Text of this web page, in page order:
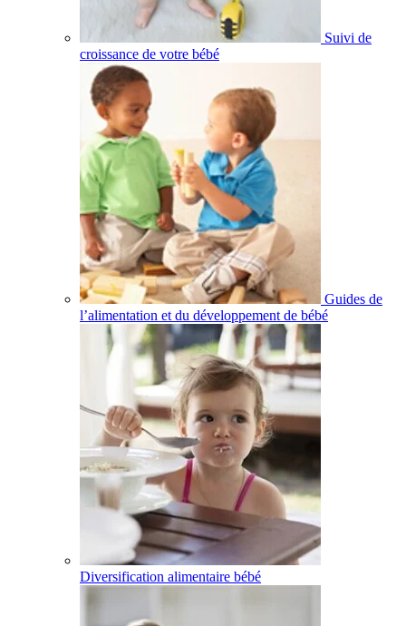
Suivi de
croissance de votre bébé
Guides de
l’alimentation et du développement de bébé
Diversification alimentaire bébé